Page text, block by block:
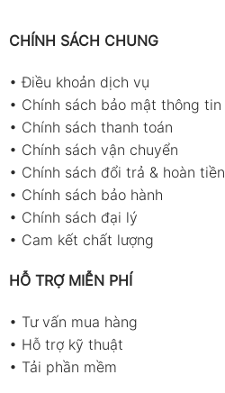
CHÍNH SÁCH CHUNG
•Điều khoản dịch vụ
• Chính sách bảo mật thông tin
• Chính sách thanh toán
• Chính sách vận chuyển
• Chính sách đổi trả & hoàn tiền
• Chính sách bảo hành
• Chính sách đại lý
• Cam kết chất lượng
HỖ TRỢ MIỄN PHÍ
• Tư vấn mua hàng
• Hỗ trợ kỹ thuật
• Tải phần mềm